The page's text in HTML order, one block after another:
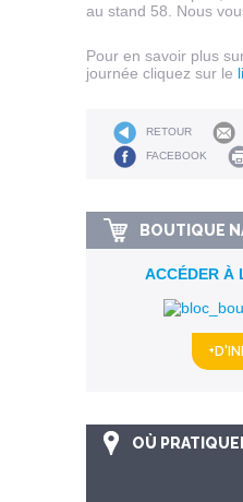
au stand 58. Nous
Pour en savoir plus
journée cliquez sur le
RETOUR
FACEBOOK
BOUTIQUE
ACCÉDER À
OÙ